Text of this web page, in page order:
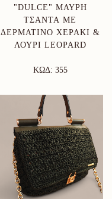
"DULCE" ΜΑΎΡΗ
ΤΣΆΝΤΑ ΜΕ
ΔΕΡΜΆΤΙΝΟ ΧΕΡΆΚΙ &
ΛΟΥΡΊ LEOPARD
ΚΩΔ: 355